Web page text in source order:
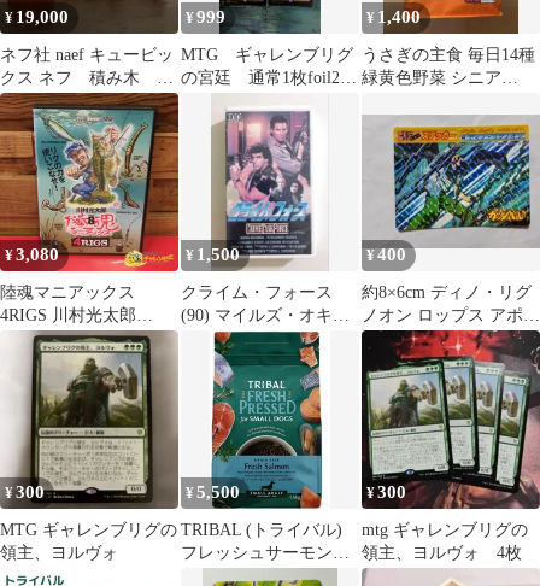
¥ 19,000
ネフ社 naef キュービッ
クス ネフ 積み木 木
製 インテリア パズ
ル
¥999
MTG ギャレンブリグ
の宮廷 通常1枚foil2
め売り
¥ 1,400
うさぎの主食 毎日14種
緑黄色野菜 シニア
¥3,080
陸魂マニアックス
4RIGS 川村光太郎
ATTACK8 リグの力を
使いこなせ! DVD 内
外出版社
¥ 1,500
クライム・フォース
(90) マイルズ・オキー
フ、ルー・フェリグノ
¥400
約8×6cm ディノ・リグ
ノオン ロップス アポロ
術ステッカー
¥300
MTG ギャレンブリグの
領主、ヨルヴォ
¥5,500
TRIBAL (トライバル)
フレッシュサーモン
(スリム) 1.5kg
¥300
mtg ギャレンブリグの
領主、ヨルヴォ 4枚